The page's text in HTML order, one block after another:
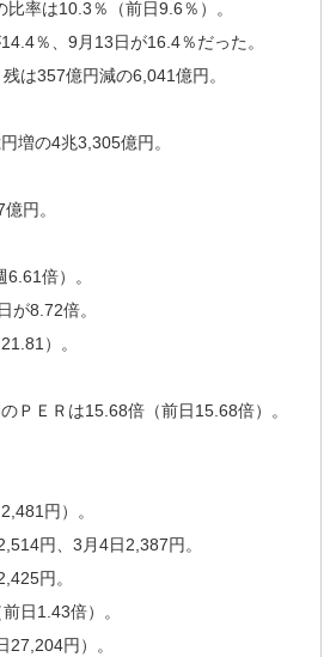
率は10.3％（前日9.6％）。
％、9月13日が16.4％だった。
は357億円減の6,041億円。
増の4兆3,305億円。
円。
倍）。
が8.72倍。
）。
ＰＥＲは15.68倍（前日15.68倍）。
円）。
円、3月4日2,387円。
円。
日1.43倍）。
27,204円）。